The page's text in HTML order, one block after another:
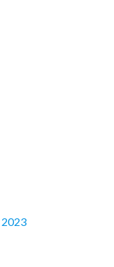
2023